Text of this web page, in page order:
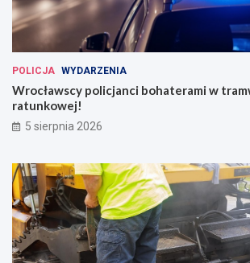
POLICJA WYDARZENIA
Wrocławscy policjanci bohaterami w
ratunkowej!
5 sierpnia 2026